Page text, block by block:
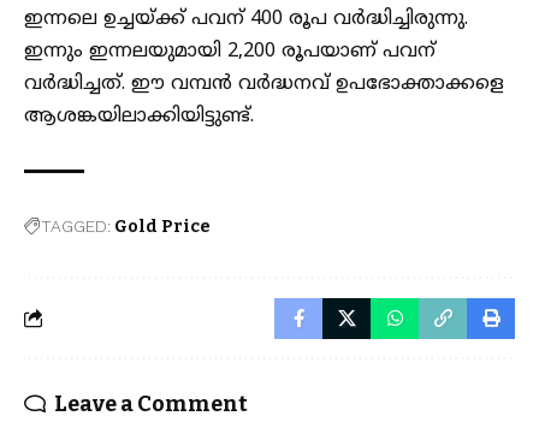
ഇന്നലെ ഉച്ചയ്ക്ക് പവന് 400 രൂപ വർദ്ധിച്ചിരുന്നു.
ഇന്നും ഇന്നലയുമായി 2,200 രൂപയാണ് പവന്
വർദ്ധിച്ചത്. ഈ വമ്പൻ വർദ്ധനവ് ഉപഭോക്താക്കളെ
ആശങ്കയിലാക്കിയിട്ടുണ്ട്.
TAGGED: Gold Price
Leave a Comment